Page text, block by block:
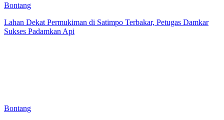
Bontang
Lahan Dekat Permukiman di Satimpo Terbakar, Petugas Damkar
Sukses Padamkan Api
Bontang